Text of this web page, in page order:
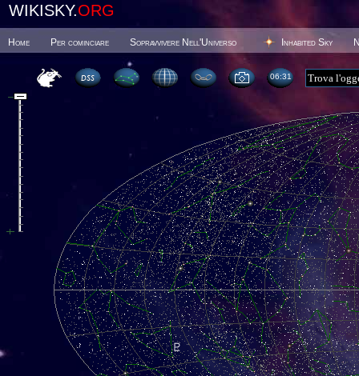
WIKISKY.ORG
Home Per cominciare Sopravvivere Nell'Universo Inhabited Sky
06 31